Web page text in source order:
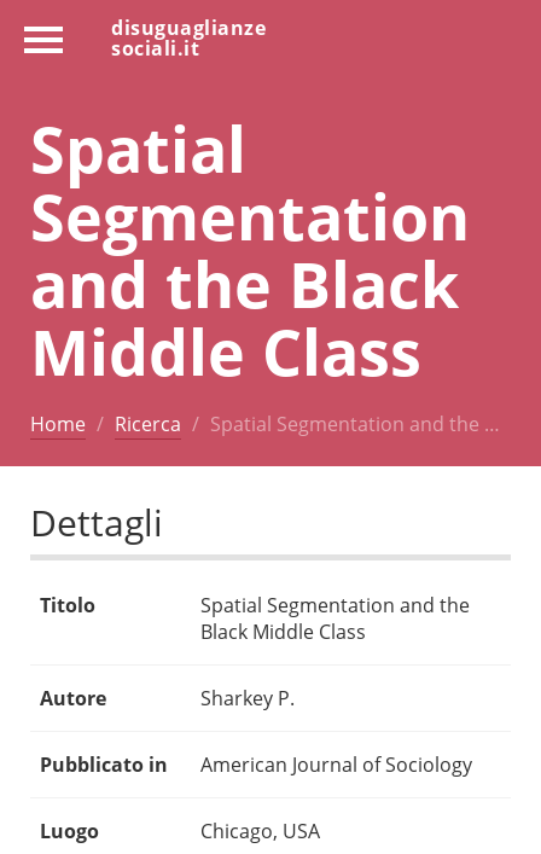
disuguaglianze
sociali.it
Spatial
Segmentation
and the Black
Middle Class
Home Ricerca Spatial Segmentation and the …
Dettagli
Titolo
Spatial Segmentation and the
Black Middle Class
Autore Sharkey P.
Pubblicato in American Journal of Sociology
Luogo Chicago, USA